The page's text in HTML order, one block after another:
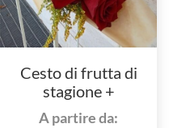
Cesto di frutta di
stagione +
cioccolatini+3 rose
A partire da: